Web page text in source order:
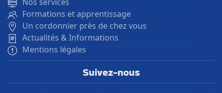
Nos services
Formations et apprentissage
Un cordonnier près de chez vous
Actualités & Informations
Mentions légales
Suivez-nous